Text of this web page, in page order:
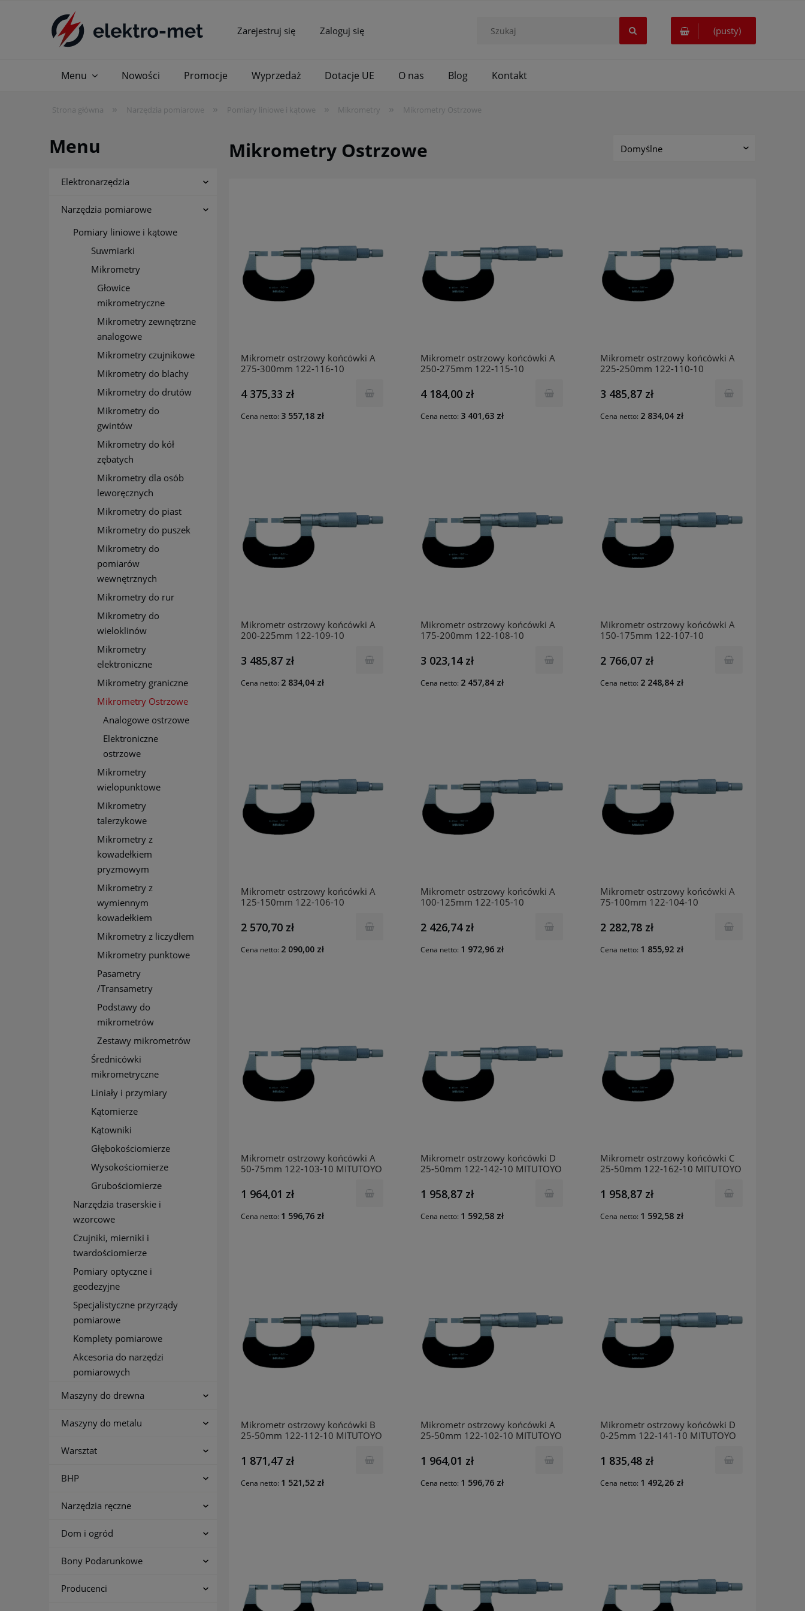
(pusty)
Zarejestruj się Zaloguj się
Menu Nowości Promocje Wyprzedaż Dotacje UE O nas Blog Kontakt
Strona główna » Narzędzia pomiarowe » Pomiary liniowe i kątowe » Mikrometry » Mikrometry Ostrzowe
Menu
Elektronarzędzia
Narzędzia pomiarowe
Pomiary liniowe i kątowe
Suwmiarki
Mikrometry
Głowice
mikrometryczne
Mikrometry zewnętrzne
analogowe
Mikrometry czujnikowe
Mikrometry do blachy
Mikrometry do drutów
Mikrometry do
gwintów
Mikrometry do kół
zębatych
Mikrometry dla osób
leworęcznych
Mikrometry do piast
Mikrometry do puszek
Mikrometry do
pomiarów
wewnętrznych
Mikrometry do rur
Mikrometry do
wieloklinów
Mikrometry
elektroniczne
Mikrometry graniczne
Mikrometry Ostrzowe
Analogowe ostrzowe
Elektroniczne
ostrzowe
Mikrometry
wielopunktowe
Mikrometry
talerzykowe
Mikrometry z
kowadełkiem
pryzmowym
Mikrometry z
wymiennym
kowadełkiem
Mikrometry z liczydłem
Mikrometry punktowe
Pasametry
/Transametry
Podstawy do
mikrometrów
Zestawy mikrometrów
Średnicówki
mikrometryczne
Liniały i przymiary
Kątomierze
Kątowniki
Głębokościomierze
Wysokościomierze
Grubościomierze
Narzędzia traserskie i
wzorcowe
Czujniki, mierniki i
twardościomierze
Pomiary optyczne i
geodezyjne
Specjalistyczne przyrządy
pomiarowe
Komplety pomiarowe
Akcesoria do narzędzi
pomiarowych
Maszyny do drewna
Maszyny do metalu
Warsztat
BHP
Narzędzia ręczne
Dom i ogród
Bony Podarunkowe
Producenci
Mikrometry Ostrzowe
Mikrometr ostrzowy końcówki A
275-300mm 122-116-10
4 375,33 zł
Cena netto: 3 557,18 zł
Mikrometr ostrzowy końcówki A
250-275mm 122-115-10
4 184,00 zł
Cena netto: 3 401,63 zł
Mikrometr ostrzowy końcówki A
225-250mm 122-110-10
3 485,87 zł
Cena netto: 2 834,04 zł
Mikrometr ostrzowy końcówki A
200-225mm 122-109-10
3 485,87 zł
Cena netto: 2 834,04 zł
Mikrometr ostrzowy końcówki A
175-200mm 122-108-10
3 023,14 zł
Cena netto: 2 457,84 zł
Mikrometr ostrzowy końcówki A
150-175mm 122-107-10
2 766,07 zł
Cena netto: 2 248,84 zł
Mikrometr ostrzowy końcówki A
125-150mm 122-106-10
2 570,70 zł
Cena netto: 2 090,00 zł
Mikrometr ostrzowy końcówki A
100-125mm 122-105-10
2 426,74 zł
Cena netto: 1 972,96 zł
Mikrometr ostrzowy końcówki A
75-100mm 122-104-10
2 282,78 zł
Cena netto: 1 855,92 zł
Mikrometr ostrzowy końcówki A
50-75mm 122-103-10 MITUTOYO
1 964,01 zł
Cena netto: 1 596,76 zł
Mikrometr ostrzowy końcówki D
25-50mm 122-142-10 MITUTOYO
1 958,87 zł
Cena netto: 1 592,58 zł
Mikrometr ostrzowy końcówki C
25-50mm 122-162-10 MITUTOYO
1 958,87 zł
Cena netto: 1 592,58 zł
Mikrometr ostrzowy końcówki B
25-50mm 122-112-10 MITUTOYO
1 871,47 zł
Cena netto: 1 521,52 zł
Mikrometr ostrzowy końcówki A
25-50mm 122-102-10 MITUTOYO
1 964,01 zł
Cena netto: 1 596,76 zł
Mikrometr ostrzowy końcówki D
0-25mm 122-141-10 MITUTOYO
1 835,48 zł
Cena netto: 1 492,26 zł